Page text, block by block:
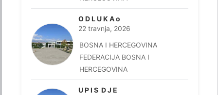
O D L U K A o
22 travnja, 2026
BOSNA I HERCEGOVINA
FEDERACIJA BOSNA I
HERCEGOVINA
U P I S D J E